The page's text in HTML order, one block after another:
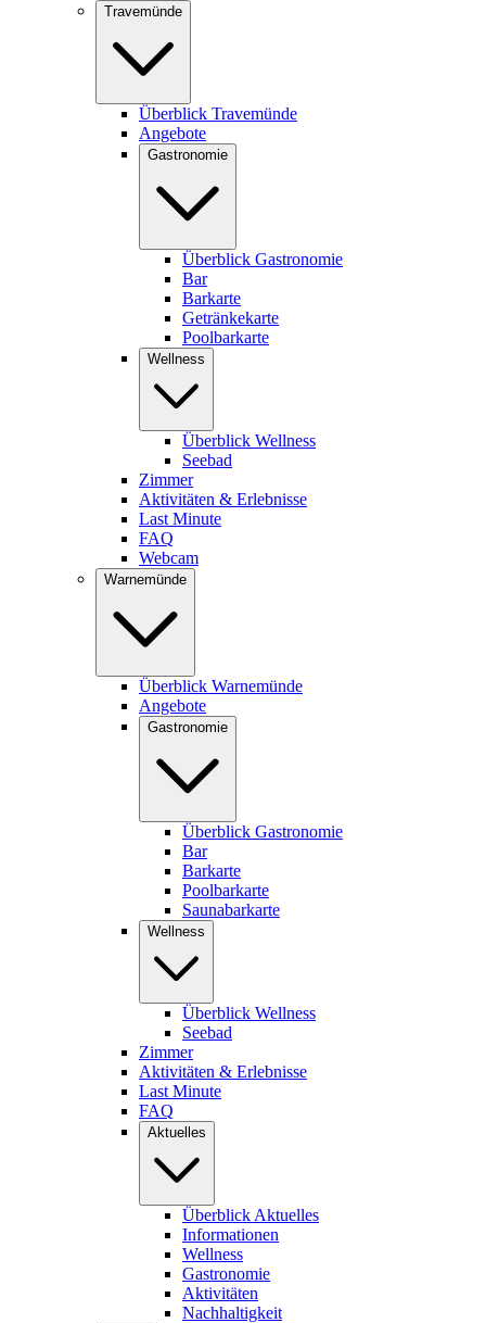
Travemünde
Überblick Travemünde
Angebote
Gastronomie
Überblick Gastronomie
Bar
Barkarte
Getränkekarte
Poolbarkarte
Wellness
Überblick Wellness
Seebad
Zimmer
Aktivitäten & Erlebnisse
Last Minute
FAQ
Webcam
Warnemünde
Überblick Warnemünde
Angebote
Gastronomie
Überblick Gastronomie
Bar
Barkarte
Poolbarkarte
Saunabarkarte
Wellness
Überblick Wellness
Seebad
Zimmer
Aktivitäten & Erlebnisse
Last Minute
FAQ
Aktuelles
Überblick Aktuelles
Informationen
Wellness
Gastronomie
Aktivitäten
Nachhaltigkeit